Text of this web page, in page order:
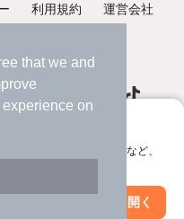
that we and
on
クお部屋探し
プ検索やお気に入り保存など、
アプリを開く
絞り込み条件を変更
利用規約 運営会社
Co., Ltd.